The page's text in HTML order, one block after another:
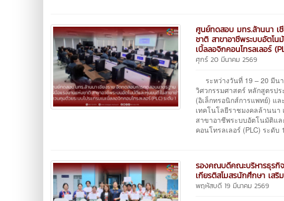
ศูนย์ทดสอบ มทร.ล้านนา เ
ชาติ สาขาอาชีพระบบอัตโน
เบิ้ลลอจิกคอนโทรลเลอร์
ศุกร์ 20 มีนาคม 2569
ระหว่างวันที่ 19 – 20 มีน
วิศวกรรมศาสตร์ หลักสูตรป
(อิเล็กทรอนิกส์การแพทย์) แ
เทคโนโลยีราชมงคลล้านนา
สาขาอาชีพระบบอัตโนมัติแ
คอนโทรลเลอร์ (PLC) ระดั
รองคณบดีคณะบริหารธุรกิ
เกียรติสโมสรนักศึกษา เส
พฤหัสบดี 19 มีนาคม 2569